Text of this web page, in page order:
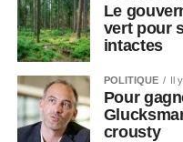
Le
vert pour
intactes
POLITIQUE Il
Pour
crousty